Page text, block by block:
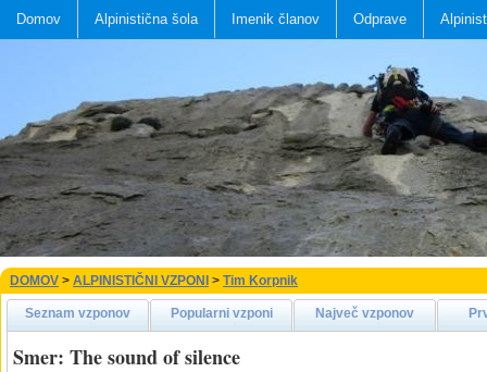
Domov Alpinistična šola Imenik članov Odprave
DOMOV > ALPINISTIČNI VZPONI > Tim Korpnik
Seznam vzponov Popularni vzponi Največ vzponov
Smer: The sound of silence